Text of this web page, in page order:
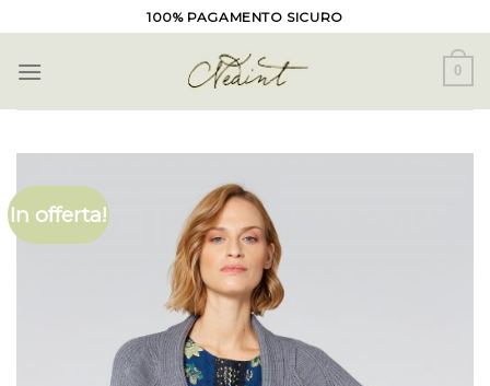
to
content
100% PAGAMENTO SICURO
0
In offerta!